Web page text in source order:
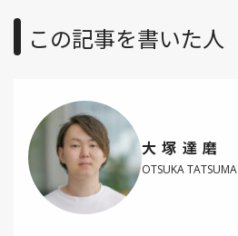
この記事を書いた人
大塚達磨
OTSUKA TATSUMA